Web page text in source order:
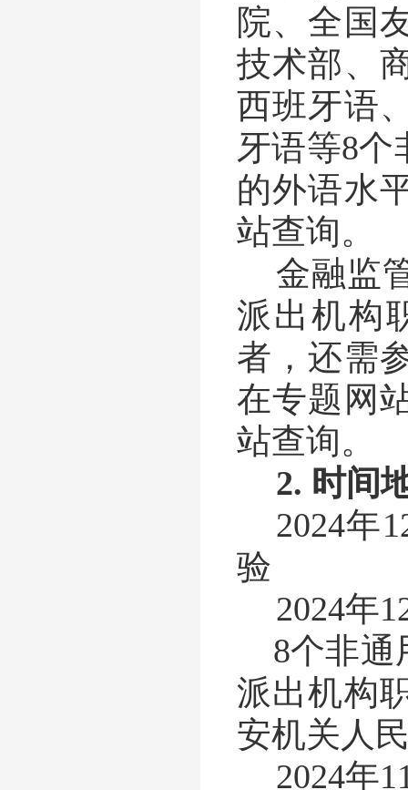
院、全国
技术部、
西班牙语
牙语等8个
的外语水
站查询。
金融监
派出机构
者，还需
在专题网
站查询。
2. 时间
2024年
验
2024年
8个非通
派出机构
安机关人
2024年